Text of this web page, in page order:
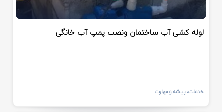
لوله کشی آب ساختمان ونصب پمپ آب خانگی
خدمات، پیشه و مهارت